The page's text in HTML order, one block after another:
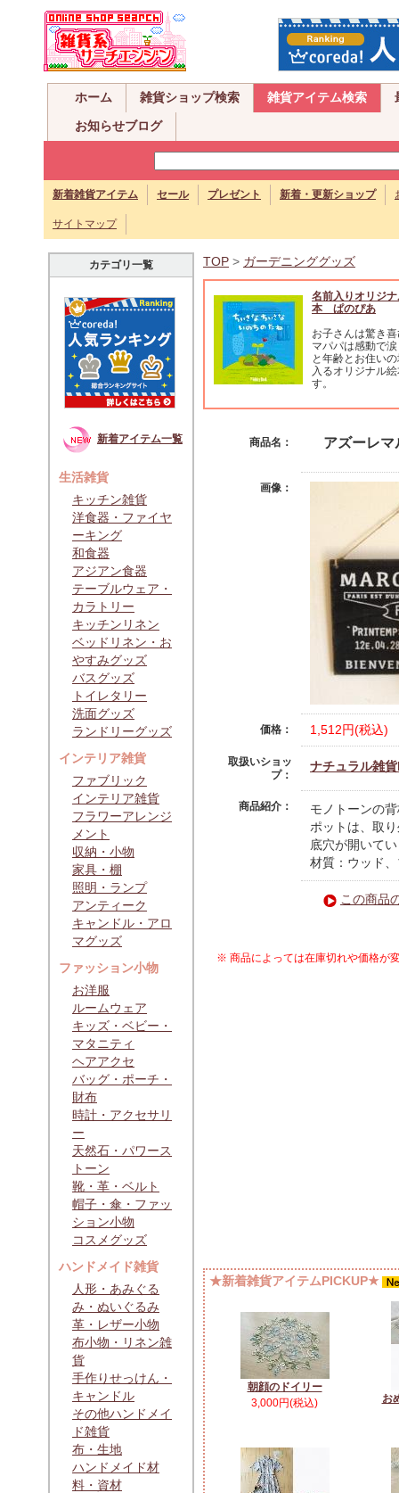
ホーム 雑貨ショップ検索 雑貨アイテム検索
お知らせブログ
新着雑貨アイテム セール プレゼント 新着・更新ショップ
サイトマップ
カテゴリ一覧
新着アイテム一覧
生活雑貨
キッチン雑貨
洋食器・ファイヤ
ーキング
和食器
アジアン食器
テーブルウェア・
カラトリー
キッチンリネン
ベッドリネン・お
やすみグッズ
バスグッズ
トイレタリー
洗面グッズ
ランドリーグッズ
インテリア雑貨
ファブリック
インテリア雑貨
フラワーアレンジ
メント
収納・小物
家具・棚
照明・ランプ
アンティーク
キャンドル・アロ
マグッズ
ファッション小物
お洋服
ルームウェア
キッズ・ベビー・
マタニティ
ヘアアクセ
バッグ・ポーチ・
財布
時計・アクセサリ
ー
天然石・パワース
トーン
靴・革・ベルト
帽子・傘・ファッ
ション小物
コスメグッズ
ハンドメイド雑貨
人形・あみぐる
み・ぬいぐるみ
革・レザー小物
布小物・リネン雑
貨
手作りせっけん・
キャンドル
その他ハンドメイ
ド雑貨
布・生地
ハンドメイド材
料・資材
TOP > ガーデニンググッズ
名前入りオリジ
本 ぱのぴあ
お子さんは驚き
マパパは感動で
と年齢とお住い
入るオリジナル
す。
商品名： アズーレ
画像：
価格： 1,512円(税込)
取扱いショッ
プ：
ナチュラル雑
商品紹介：
モノトーンの
ポットは、取
底穴が開いて
材質：ウッド
この商品
※ 商品によっては在庫切れや価格が
★新着雑貨アイテムPICKUP★
朝顔のドイリー
3,000円(税込)
お